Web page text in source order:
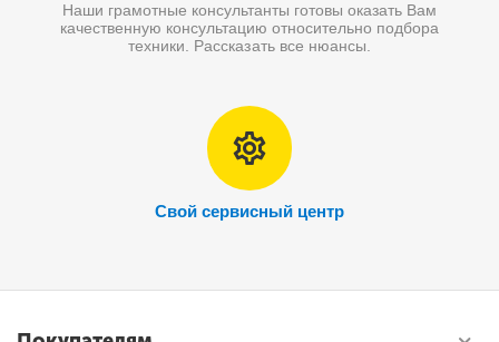
Наши грамотные консультанты готовы оказать Вам
качественную консультацию относительно подбора
техники. Рассказать все нюансы.
Свой сервисный центр